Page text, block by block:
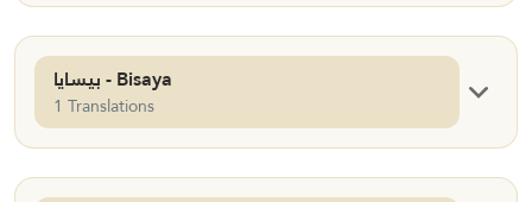
بيسايا - Bisaya
1 Translations